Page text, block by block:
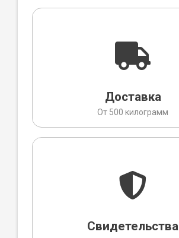
Доставка
От 500 килограмм
Свидетельства